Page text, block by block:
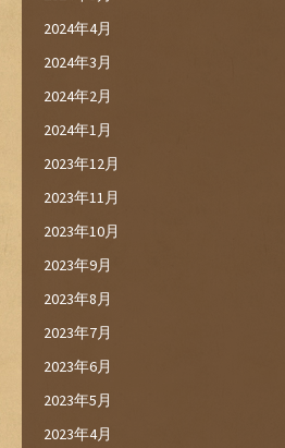
2024年4月
2024年3月
2024年2月
2024年1月
2023年12月
2023年11月
2023年10月
2023年9月
2023年8月
2023年7月
2023年6月
2023年5月
2023年4月